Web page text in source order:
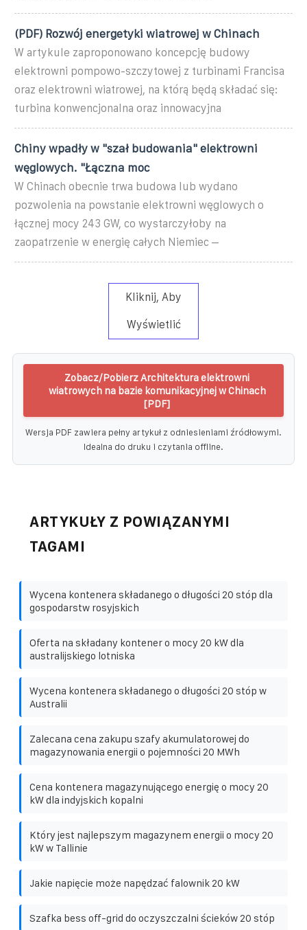
(PDF) Rozwój energetyki wiatrowej w Chinach
W artykule zaproponowano koncepcję budowy
elektrowni pompowo-szczytowej z turbinami Francisa
oraz elektrowni wiatrowej, na którą będą składać się:
turbina konwencjonalna oraz innowacyjna
Chiny wpadły w "szał budowania" elektrowni
węglowych. "Łączna moc
W Chinach obecnie trwa budowa lub wydano
pozwolenia na powstanie elektrowni węglowych o
łącznej mocy 243 GW, co wystarczyłoby na
zaopatrzenie w energię całych Niemiec –
Kliknij, Aby
Wyświetlić
Zobacz/Pobierz Architektura elektrowni
wiatrowych na bazie komunikacyjnej w Chinach
[PDF]
Wersja PDF zawiera pełny artykuł z odniesieniami źródłowymi.
Idealna do druku i czytania offline.
ARTYKUŁY Z POWIĄZANYMI
TAGAMI
Wycena kontenera składanego o długości 20 stóp dla
gospodarstw rosyjskich
Oferta na składany kontener o mocy 20 kW dla
australijskiego lotniska
Wycena kontenera składanego o długości 20 stóp w
Australii
Zalecana cena zakupu szafy akumulatorowej do
magazynowania energii o pojemności 20 MWh
Cena kontenera magazynującego energię o mocy 20
kW dla indyjskich kopalni
Który jest najlepszym magazynem energii o mocy 20
kW w Tallinie
Jakie napięcie może napędzać falownik 20 kW
Szafka bess off-grid do oczyszczalni ścieków 20 stóp